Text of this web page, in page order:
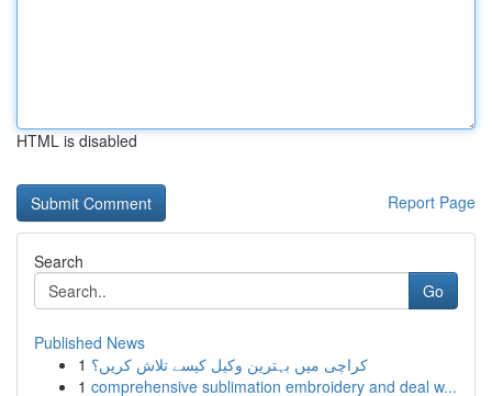
HTML is disabled
Report Page
Search
Go
Published News
1 کراچی میں بہترین وکیل کیسے تلاش کریں؟
1 comprehensive sublimation embroidery and deal w...